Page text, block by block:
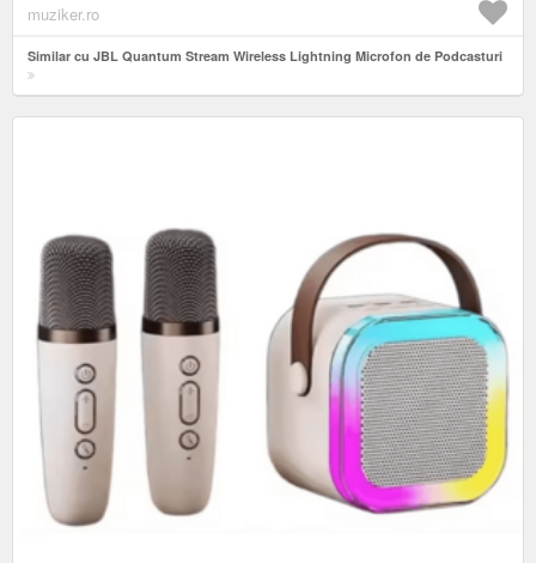
muziker.ro
Similar cu JBL Quantum Stream Wireless Lightning Microfon de Podcasturi